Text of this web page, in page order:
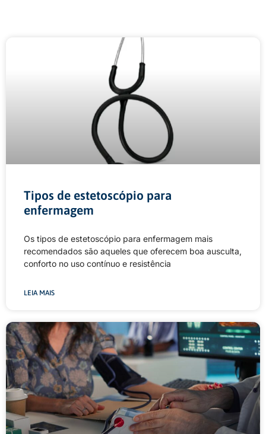
Tipos de estetoscópio para
enfermagem
Os tipos de estetoscópio para enfermagem mais
recomendados são aqueles que oferecem boa ausculta,
conforto no uso contínuo e resistência
LEIA MAIS